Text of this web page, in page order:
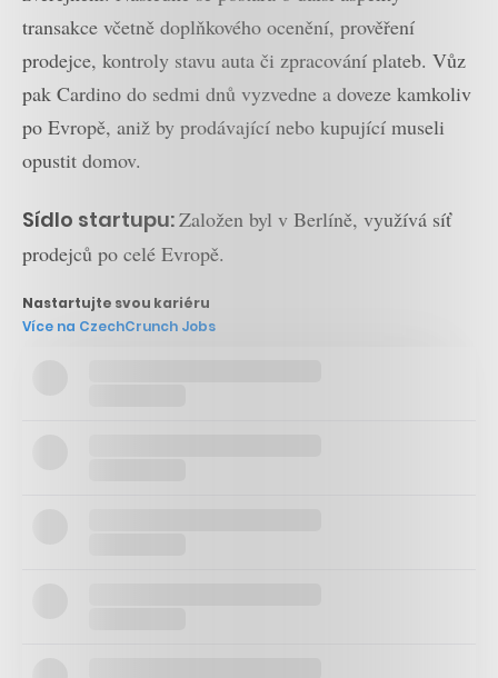
transakce včetně doplňkového ocenění, prověření
prodejce, kontroly stavu auta či zpracování plateb. Vůz
pak Cardino do sedmi dnů vyzvedne a doveze kamkoliv
po Evropě, aniž by prodávající nebo kupující museli
opustit domov.
Sídlo startupu:Založen byl v Berlíně, využívá síť
prodejců po celé Evropě.
Nastartujte svou kariéru
Více na CzechCrunch Jobs